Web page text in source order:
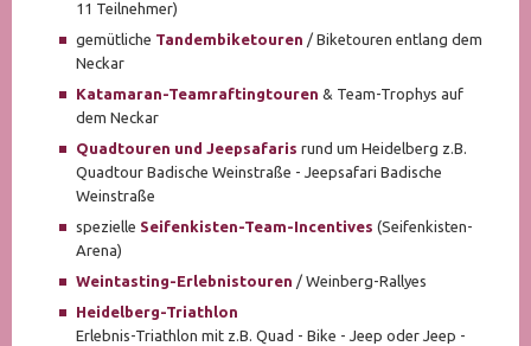
11 Teilnehmer)
gemütliche Tandembiketouren / Biketouren entlang dem
Neckar
Katamaran-Teamraftingtouren & Team-Trophys auf
dem Neckar
Quadtouren und Jeepsafaris rund um Heidelberg z.B.
Quadtour Badische Weinstraße - Jeepsafari Badische
Weinstraße
spezielle Seifenkisten-Team-Incentives (Seifenkisten-
Arena)
Weintasting-Erlebnistouren / Weinberg-Rallyes
Heidelberg-Triathlon
Erlebnis-Triathlon mit z.B. Quad - Bike - Jeep oder Jeep -